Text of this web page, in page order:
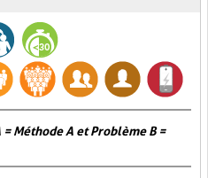
Méthode A et Problème B =